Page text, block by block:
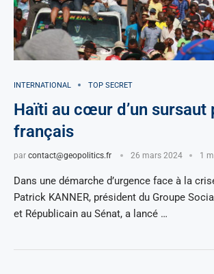
INTERNATIONAL TOP SECRET
Haïti au cœur d’un sursaut
français
par contact@geopolitics.fr 26 mars 2024 1
Dans une démarche d’urgence face à la
Patrick KANNER, président du Groupe
et Républicain au Sénat, a lancé …